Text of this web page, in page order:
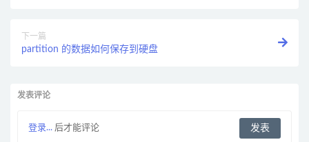
下一篇
partition 的数据如何保存到硬盘
发表评论
登录... 后才能评论